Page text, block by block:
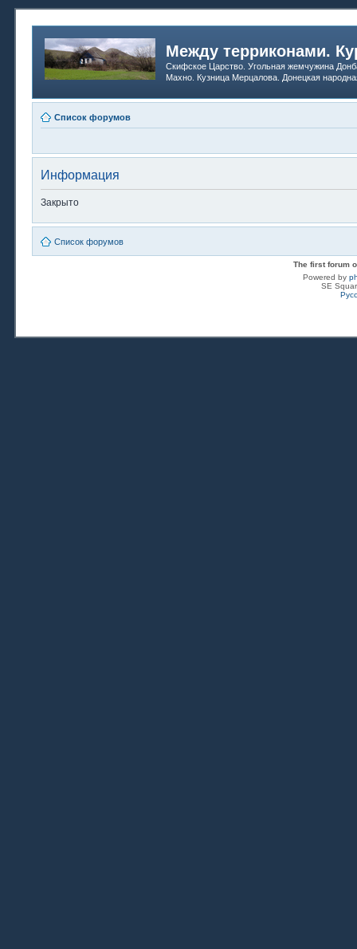
Между терриконами.
Скифское Царство. Угольная жемчужина
Махно. Кузница Мерцалова. Донецкая
Список форумов
Информация
Закрыто
Список форумов
The first forum
Powered by
SE